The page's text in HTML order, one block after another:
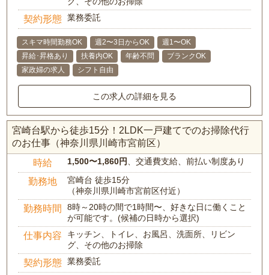
契約形態 業務委託
スキマ時間勤務OK 週2〜3日からOK
週1〜OK
昇給･昇格あり
扶養内OK 年齢不問
ブランクOK
家政婦の求人
シフト自由
この求人の詳細を見る
宮崎台駅から徒歩15分！2LDK一戸建てでのお掃除代行
のお仕事（神奈川県川崎市宮前区）
時給 1,500〜1,860円 、交通費支給、前払い制度あり
勤務地
宮崎台 徒歩15分
（神奈川県川崎市宮前区付近）
勤務時間
8時～20時の間で1時間〜、好きな日に働くこと
が可能です。(候補の日時から選択)
仕事内容
キッチン、トイレ、お風呂、洗面所、リビン
グ、その他のお掃除
契約形態 業務委託